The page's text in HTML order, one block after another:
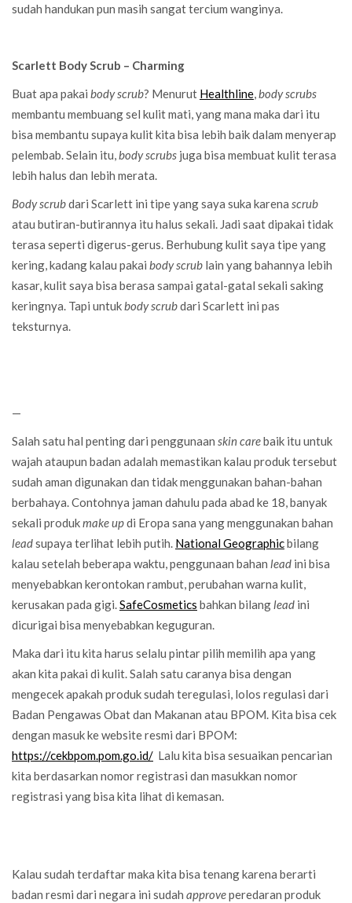
sudah handukan pun masih sangat tercium wanginya.
Scarlett Body Scrub – Charming
Buat apa pakai body scrub? Menurut Healthline,body scrubs
membantu membuang sel kulit mati, yang mana maka dari itu
bisa membantu supaya kulit kita bisa lebih baik dalam menyerap
pelembab. Selain itu,body scrubs juga bisa membuat kulit terasa
lebih halus dan lebih merata.
Body scrubdari Scarlett ini tipe yang saya suka karena scrub
atau butiran-butirannya itu halus sekali. Jadi saat dipakai tidak
terasa seperti digerus-gerus. Berhubung kulit saya tipe yang
kering, kadang kalau pakai body scrub lain yang bahannya lebih
kasar, kulit saya bisa berasa sampai gatal-gatal sekali saking
keringnya. Tapi untukbody scrubdari Scarlett ini pas
teksturnya.
—
Salah satu hal penting dari penggunaan skin carebaik itu untuk
wajah ataupun badan adalah memastikan kalau produk tersebut
sudah aman digunakan dan tidak menggunakan bahan-bahan
berbahaya. Contohnya jaman dahulu pada abad ke 18, banyak
sekali produkmake updi Eropa sana yang menggunakan bahan
leadsupaya terlihat lebih putih. National Geographicbilang
kalau setelah beberapa waktu, penggunaan bahan lead ini bisa
menyebabkan kerontokan rambut, perubahan warna kulit,
kerusakan pada gigi.SafeCosmetics bahkan bilanglead ini
dicurigai bisa menyebabkan keguguran.
Maka dari itu kita harus selalu pintar pilih memilih apa yang
akan kita pakai di kulit. Salah satu caranya bisa dengan
mengecek apakah produk sudah teregulasi, lolos regulasi dari
Badan Pengawas Obat dan Makanan atau BPOM. Kita bisa cek
dengan masuk ke website resmi dari BPOM:
https://cekbpom.pom.go.id/ Lalu kita bisa sesuaikan pencarian
kita berdasarkan nomor registrasi dan masukkan nomor
registrasi yang bisa kita lihat di kemasan.
Kalau sudah terdaftar maka kita bisa tenang karena berarti
badan resmi dari negara ini sudah approveperedaran produk